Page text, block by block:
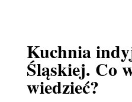
Kuchnia
Śląskiej. Co
wiedzieć?